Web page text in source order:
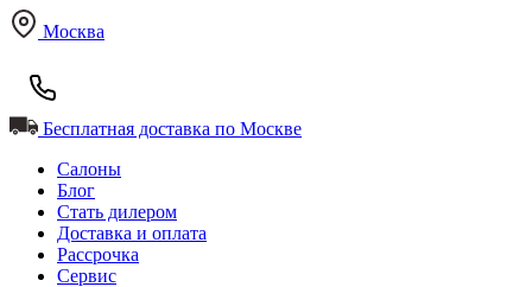
Москва
Бесплатная доставка по Москве
Салоны
Блог
Стать дилером
Доставка и оплата
Рассрочка
Сервис